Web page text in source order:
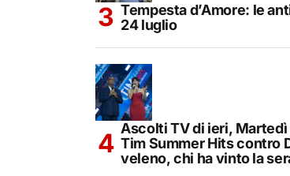
Tempesta d’Amore: le
24 luglio
Ascolti TV di ieri, Martedì
Tim Summer Hits contro
veleno, chi ha vinto la